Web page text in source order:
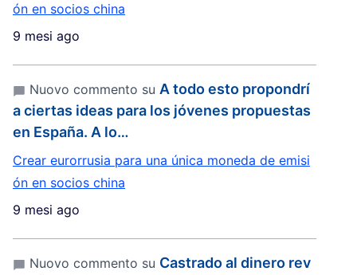
9 mesi ago
ón en socios china
9 mesi ago
Nuovo commento su A todo esto propondrí
a ciertas ideas para los jóvenes propuestas
en España. A lo…
Crear eurorrusia para una única moneda de emisi
ón en socios china
Nuovo commento su Castrado al dinero rev